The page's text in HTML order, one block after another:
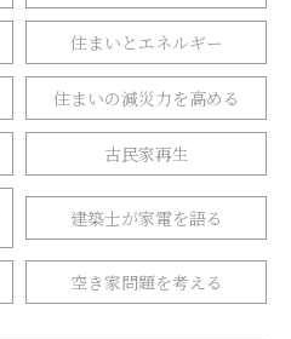
住まいとエネルギー
住まいの減災力を高める
古民家再生
建築士が家電を語る
空き家問題を考える